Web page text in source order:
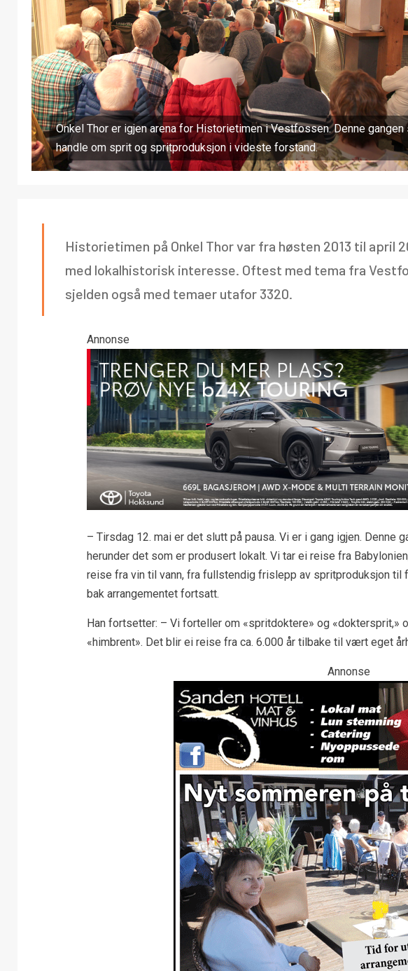
Onkel Thor er igjen arena for Historietimen i Vestfossen. Denne gangen
handle om sprit og spritproduksjon i videste forstand.
Historietimen på Onkel Thor var fra høsten 2013 til
med lokalhistorisk interesse. Oftest med tema fra
sjelden også med temaer utafor 3320.
Annonse
– Tirsdag 12. mai er det slutt på pausa. Vi er i gang igjen. Denne
herunder det som er produsert lokalt. Vi tar ei reise fra
reise fra vin til vann, fra fullstendig frislepp av spritproduksjon til
bak arrangementet fortsatt.
Han fortsetter: – Vi forteller om «spritdoktere» og «doktersprit,»
«himbrent». Det blir ei reise fra ca. 6.000 år tilbake til vært eget
Annonse